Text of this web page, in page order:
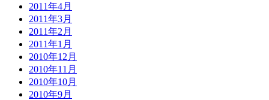
2011年4月
2011年3月
2011年2月
2011年1月
2010年12月
2010年11月
2010年10月
2010年9月